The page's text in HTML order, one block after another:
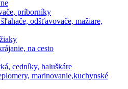
príborníky
odšťavovače, mažiare,
na cesto
cedníky, haluškáre
marinovanie,kuchynské